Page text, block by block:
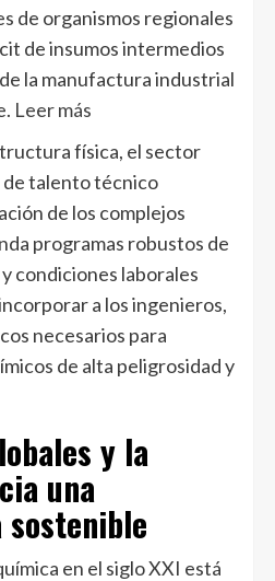
de organismos regionales
de insumos intermedios
la manufactura industrial
Leer más
física, el sector
talento técnico
de los complejos
programas robustos de
condiciones laborales
a los ingenieros,
necesarios para
de alta peligrosidad y
y la
una
en el siglo XXI está